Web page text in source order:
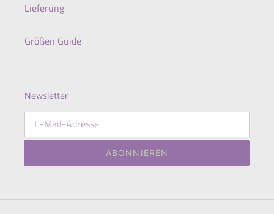
Lieferung
Größen Guide
Newsletter
ABONNIEREN